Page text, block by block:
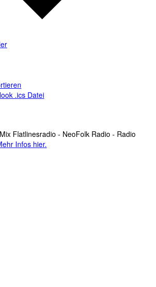
.ics Datei
Flatlinesradio - NeoFolk Radio - Radio
Infos hier.